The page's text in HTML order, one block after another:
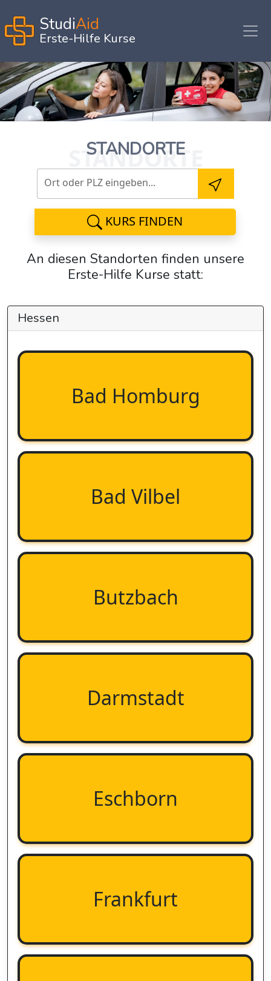
StudiAid
Erste-Hilfe Kurse
STANDORTE
STANDORTE
Ort oder PLZ eingeben...
KURS FINDEN
An diesen Standorten finden unsere
Erste-Hilfe Kurse statt:
Hessen
Bad Homburg
Bad Vilbel
Butzbach
Darmstadt
Eschborn
Frankfurt